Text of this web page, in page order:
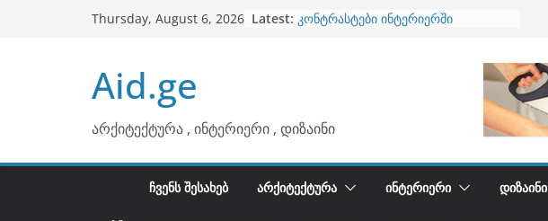
Thursday, August 6, 2026 Latest: კონტრასტები ინტერიერში
Aid.ge
არქიტექტურა , ინტერიერი , დიზაინი
ᲩᲕᲔᲜᲡ ᲨᲔᲡᲐᲮᲔᲑ ᲐᲠᲥᲘᲢᲔᲥᲢᲣᲠᲐ ᲘᲜᲢᲔᲠᲘᲔᲠᲘ ᲓᲘᲖᲐᲘᲜᲘ